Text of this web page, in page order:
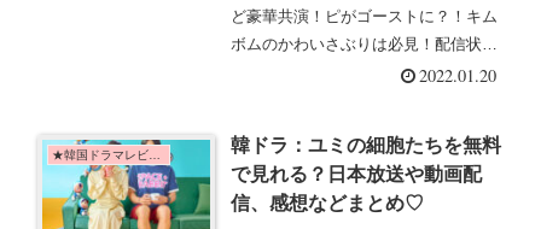
ど豪華共演！ピがゴーストに？！キム
ボムのかわいさぶりは必見！配信状況
はもちろん感想や相関図などもチェッ
2022.01.20
★韓国ドラマレビュー
韓ドラ：ユミの細胞たちを無料
で見れる？日本放送や動画配
信、感想などまとめ♡